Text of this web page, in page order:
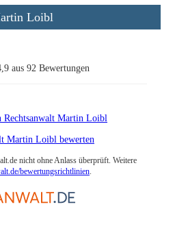
Loibl
aus 92 Bewertungen
Rechtsanwalt Martin Loibl
Martin Loibl bewerten
nicht ohne Anlass überprüft. Weitere
bewertungsrichtlinien